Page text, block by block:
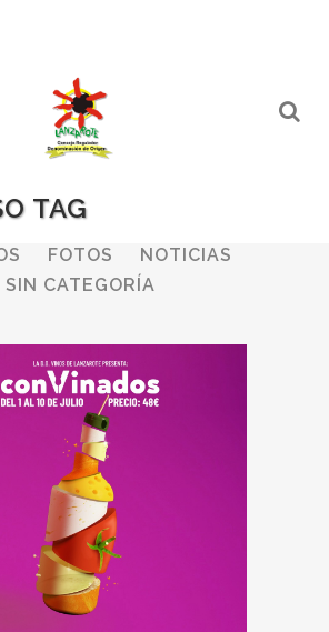
TAG
FOTOS
NOTICIAS
SIN CATEGORÍA